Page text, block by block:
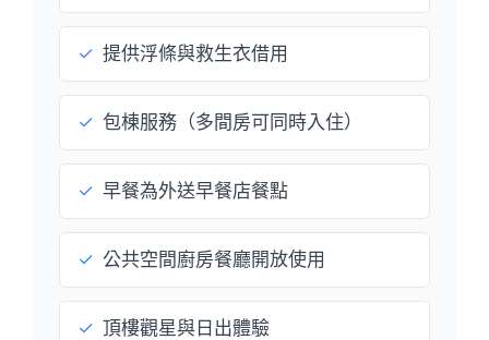
✓ 提供浮條與救生衣借用
✓ 包棟服務（多間房可同時入住）
✓ 早餐為外送早餐店餐點
✓ 公共空間廚房餐廳開放使用
✓ 頂樓觀星與日出體驗